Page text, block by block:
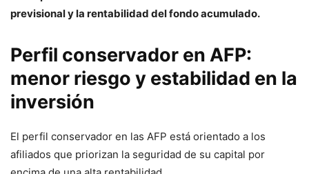
previsional y la rentabilidad del fondo acumulado.
Perfil conservador en AFP:
menor riesgo y estabilidad en la
inversión
El perfil conservador en las AFP está orientado a los
afiliados que priorizan la seguridad de su capital por